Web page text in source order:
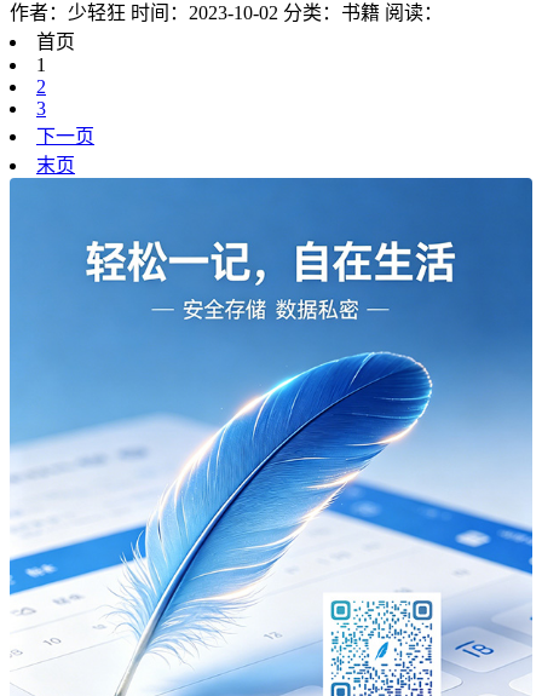
作者：少轻狂 时间：2023-10-02 分类：书籍 阅读：
首页
1
2
3
下一页
末页